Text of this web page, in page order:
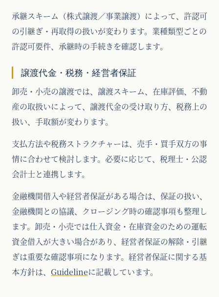
承継スキーム（株式譲渡／事業譲渡）によって、許認可
の引継ぎ・再取得の扱いが変わります。業種類型ごとの
許認可要件、承継時の手続きを確認します。
譲渡代金・税務・経営者保証
卸売・小売の譲渡では、譲渡スキーム、在庫評価、不動
産の取扱いによって、譲渡代金の受け取り方、税務上の
扱い、手取額が変わります。
支払方法や税務ストラクチャーは、売手・買手双方の事
情に合わせて検討します。必要に応じて、税理士・公認
会計士と連携します。
金融機関借入や経営者保証がある場合は、保証の扱い、
金融機関との協議、クロージング時の確認事項も整理し
ます。卸売・小売では仕入資金・在庫資金のための運転
資金借入が大きい場合があり、経営者保証の解除・引継
ぎは重要な確認事項になります。経営者保証に関する基
本方針は、 Guidelineに記載しています。